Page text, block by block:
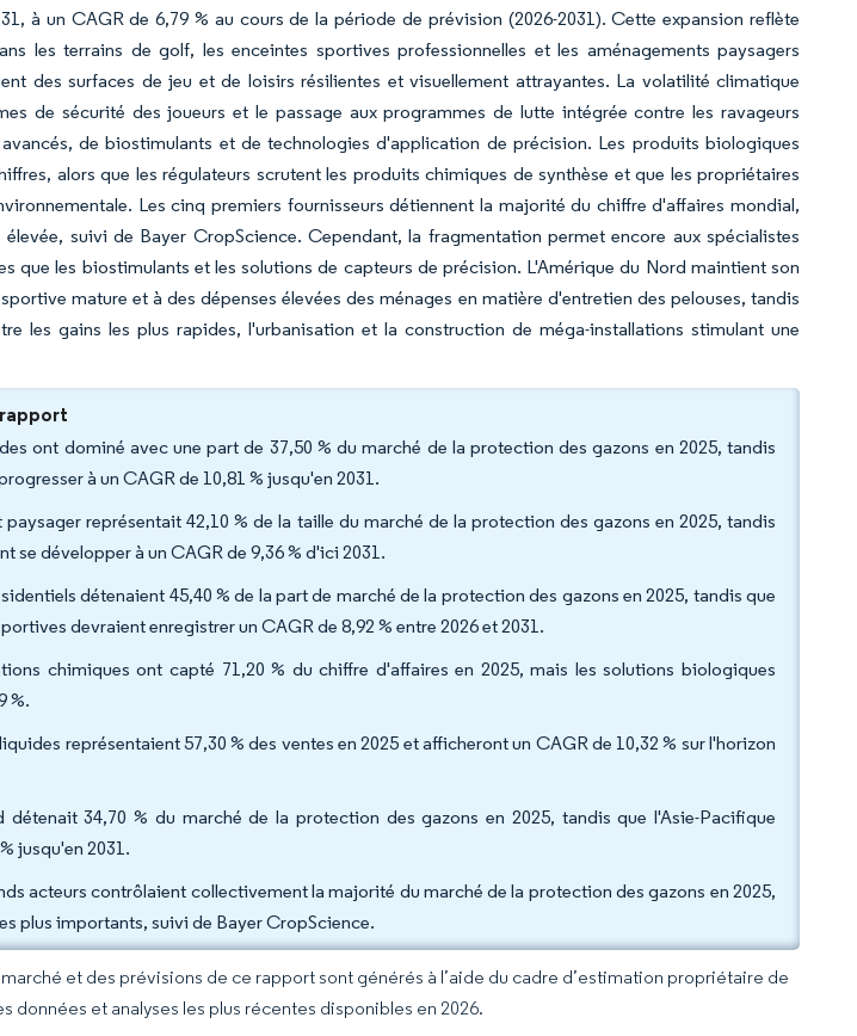
à un CAGR de 6,79 % au cours de la période de prévision (2026-2031). Cette expansion reflète
les terrains de golf, les enceintes sportives professionnelles et les aménagements paysagers
des surfaces de jeu et de loisirs résilientes et visuellement attrayantes. La volatilité climatique
de sécurité des joueurs et le passage aux programmes de lutte intégrée contre les ravageurs
de biostimulants et de technologies d'application de précision. Les produits biologiques
alors que les régulateurs scrutent les produits chimiques de synthèse et que les propriétaires
Les cinq premiers fournisseurs détiennent la majorité du chiffre d'affaires mondial,
suivi de Bayer CropScience. Cependant, la fragmentation permet encore aux spécialistes
que les biostimulants et les solutions de capteurs de précision. L'Amérique du Nord maintient son
mature et à des dépenses élevées des ménages en matière d'entretien des pelouses, tandis
les gains les plus rapides, l'urbanisation et la construction de méga-installations stimulant une
ont dominé avec une part de 37,50 % du marché de la protection des gazons en 2025, tandis
à un CAGR de 10,81 % jusqu'en 2031.
représentait 42,10 % de la taille du marché de la protection des gazons en 2025, tandis
se développer à un CAGR de 9,36 % d'ici 2031.
détenaient 45,40 % de la part de marché de la protection des gazons en 2025, tandis que
devraient enregistrer un CAGR de 8,92 % entre 2026 et 2031.
chimiques ont capté 71,20 % du chiffre d'affaires en 2025, mais les solutions biologiques
%.
représentaient 57,30 % des ventes en 2025 et afficheront un CAGR de 10,32 % sur l'horizon
détenait 34,70 % du marché de la protection des gazons en 2025, tandis que l'Asie-Pacifique
jusqu'en 2031.
acteurs contrôlaient collectivement la majorité du marché de la protection des gazons en 2025,
plus importants, suivi de Bayer CropScience.
et des prévisions de ce rapport sont générés à l’aide du cadre d’estimation propriétaire de
données et analyses les plus récentes disponibles en 2026.